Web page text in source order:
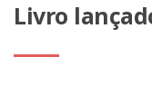
Livro